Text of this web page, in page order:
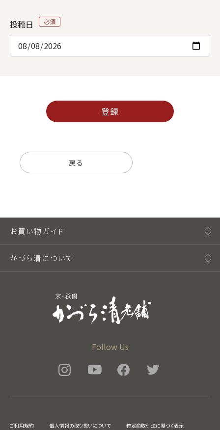
投稿日
登録
戻る
Follow Us
お買い物ガイド
かづら清について
ご利用規約 個人情報の取り扱いについて 特定商取引法に基づく表示